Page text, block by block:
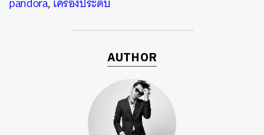
AUTHOR